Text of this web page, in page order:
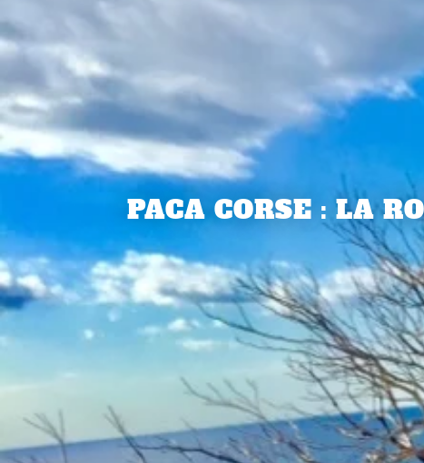
PACA CORSE : LA